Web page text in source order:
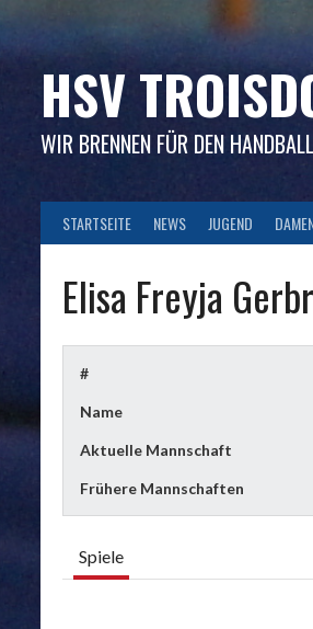
HSV
WIR BRENNEN FÜR DEN
STARTSEITE NEWS JUGEND
Elisa Freyja
#
Name
Aktuelle Mannschaft
Frühere Mannschaften
Spiele